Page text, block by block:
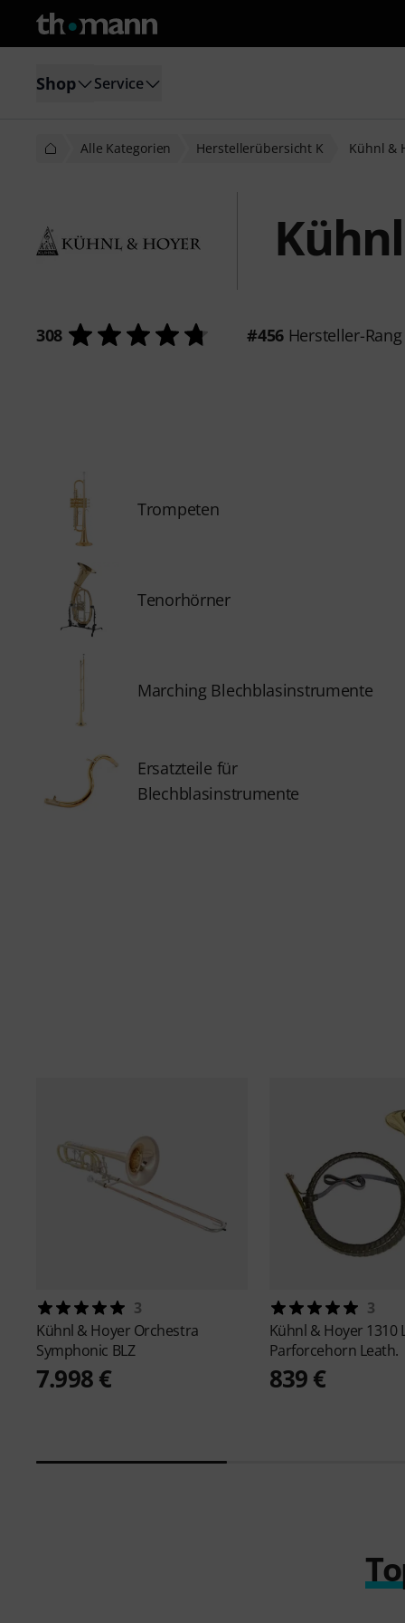
Shop Service
Alle Kategorien Herstellerübersicht K Kühnl &
308 #456Hersteller-Rang
Trompeten
Tenorhörner
Marching Blechblasinstrumente
Ersatzteile für
Blechblasinstrumente
3
Kühnl & Hoyer Orchestra
Symphonic BLZ
7.998 €
3
Kühnl & Hoyer 1310
Parforcehorn Leath.
839 €